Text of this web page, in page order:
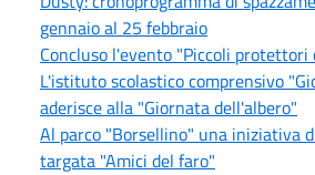
gennaio al 25 febbraio
Concluso l'evento "Piccoli protettori
L'istituto scolastico comprensivo
aderisce alla "Giornata dell'albero"
Al parco "Borsellino" una iniziativa
targata "Amici del faro"